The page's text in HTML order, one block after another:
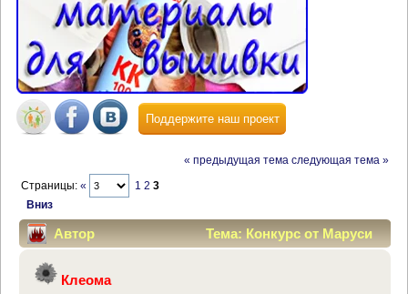
Поддержите наш проект
« предыдущая тема следующая тема »
Страницы:« 1 2 3
Вниз
Автор
Тема: Конкурс от Маруси
"Райский сад" (Прочитано 73561 раз)
Клеома